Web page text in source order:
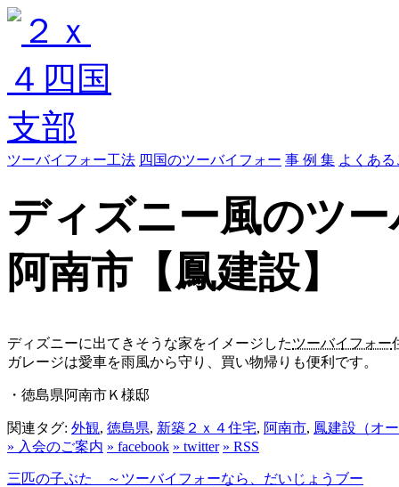
ツーバイフォー工法 四国のツーバイフォー 事 例 集 よくあ
ディズニー風のツ
阿南市【鳳建設】
ディズニーに出てきそうな家をイメージしたツーバイフォー
ガレージは愛車を雨風から守り、買い物帰りも便利です。
・徳島県阿南市Ｋ様邸
関連タグ: 外観, 徳島県, 新築２ｘ４住宅, 阿南市, 鳳建設（オ
» 入会のご案内 » facebook » twitter » RSS
三匹の子ぶた ～ツーバイフォーなら、だいじょうブー